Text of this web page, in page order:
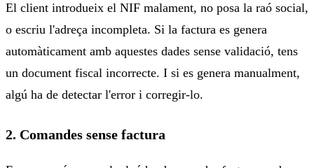
El client introdueix el NIF malament, no posa la raó social,
o escriu l'adreça incompleta. Si la factura es genera
automàticament amb aquestes dades sense validació, tens
un document fiscal incorrecte. I si es genera manualment,
algú ha de detectar l'error i corregir-lo.
2. Comandes sense factura